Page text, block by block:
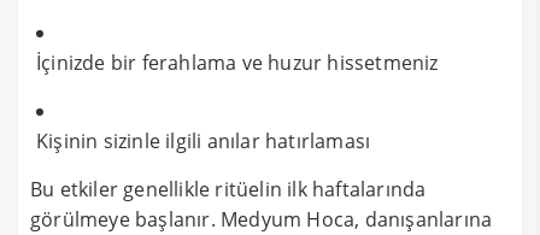
İçinizde bir ferahlama ve huzur hissetmeniz
Kişinin sizinle ilgili anılar hatırlaması
Bu etkiler genellikle ritüelin ilk haftalarında
görülmeye başlanır. Medyum Hoca, danışanlarına